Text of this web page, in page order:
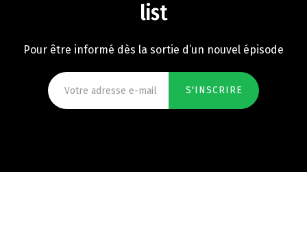
list
Pour être informé dès la sortie d’un nouvel épisode